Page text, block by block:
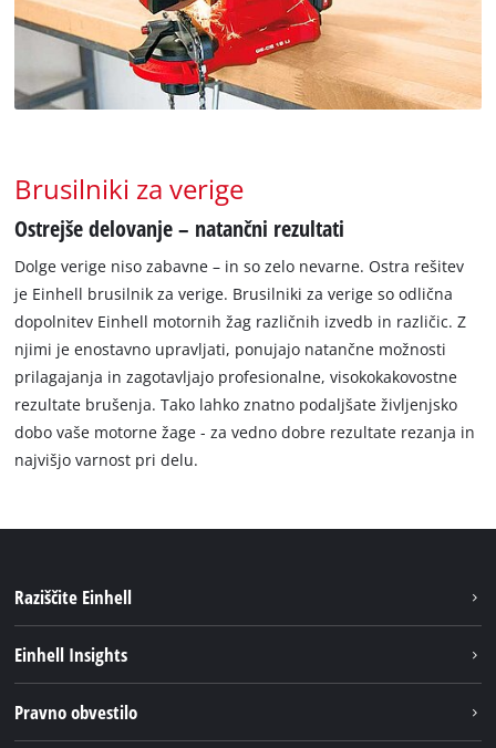
Brusilniki za verige
Ostrejše delovanje – natančni rezultati
Dolge verige niso zabavne – in so zelo nevarne. Ostra rešitev
je Einhell brusilnik za verige. Brusilniki za verige so odlična
dopolnitev Einhell motornih žag različnih izvedb in različic. Z
njimi je enostavno upravljati, ponujajo natančne možnosti
prilagajanja in zagotavljajo profesionalne, visokokakovostne
rezultate brušenja. Tako lahko znatno podaljšate življenjsko
dobo vaše motorne žage - za vedno dobre rezultate rezanja in
najvišjo varnost pri delu.
Raziščite Einhell
Aku sistem
Einhell Insights
Pravno obvestilo